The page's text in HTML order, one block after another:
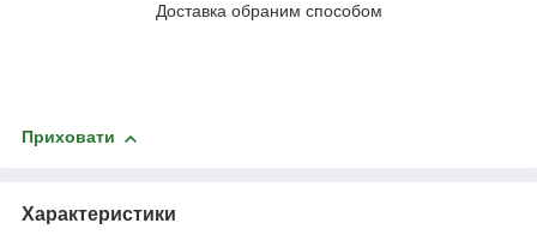
Доставка обраним способом
Приховати
Характеристики